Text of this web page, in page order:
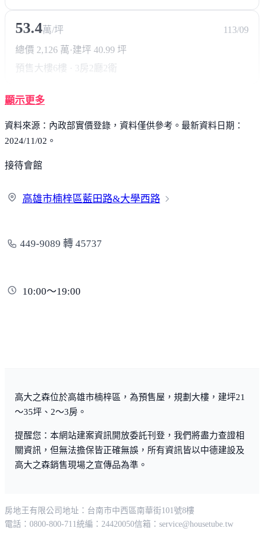
53.4萬/坪
113/09
總價 2,126 萬 ·建坪 40.99 坪
預售大樓6樓 · 3房2廳2衛
顯示更多
資料來源：內政部實價登錄，資料僅供參考。最新資料日期：
2024/11/02。
接待會館
高雄市楠梓區藍田路&大學西路
449-9089 轉 45737
10:00～19:00
高大之森位於高雄市楠梓區，為預售屋，規劃大樓，建坪21
～35坪、2～3房。
提醒您：本網站建案資訊開放委託刊登，我們將盡力查證相
關資訊，但無法擔保皆正確無誤，所有資訊皆以中德建設及
高大之森銷售現場之宣傳品為準。
房地王有限公司 地址：台南市中西區南華街101號8樓
電話：0800-800-711統編：24420050信箱： service@housetube.tw